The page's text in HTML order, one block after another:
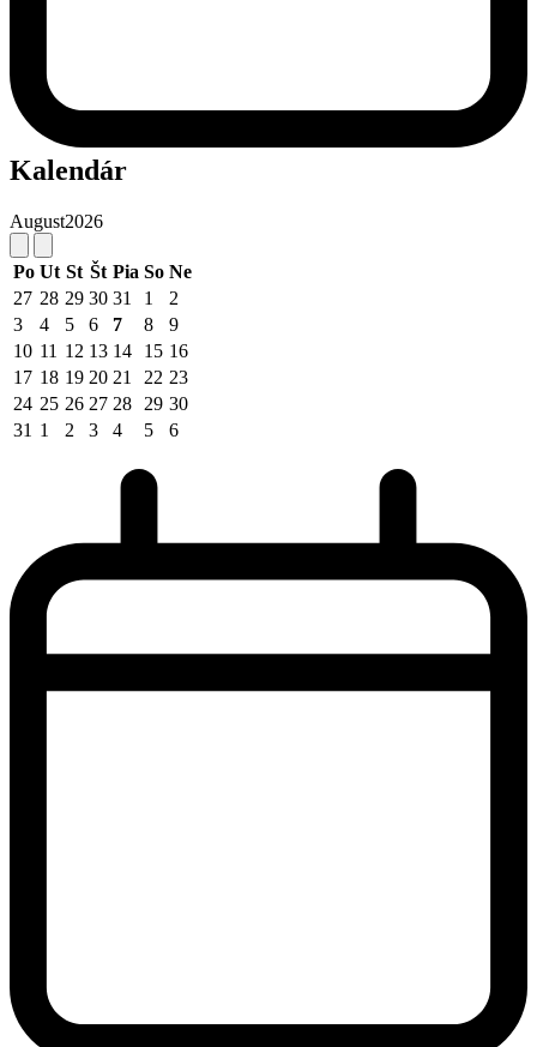
Kalendár
August2026
Po Ut St Št Pia So Ne
27 28 29 30 31 1
2
3
4 5 6 7 8
9
10 11 12 13 14 15 16
17 18 19 20 21 22 23
24 25 26 27 28 29 30
31 1 2 3 4 5 6